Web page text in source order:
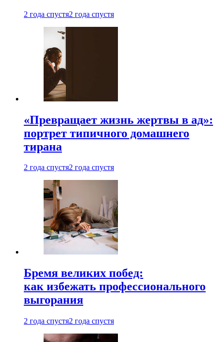
2 года спустя2 года спустя
«Превращает жизнь жертвы в ад»:
портрет типичного домашнего
тирана
2 года спустя2 года спустя
Бремя великих побед:
как избежать профессионального
выгорания
2 года спустя2 года спустя